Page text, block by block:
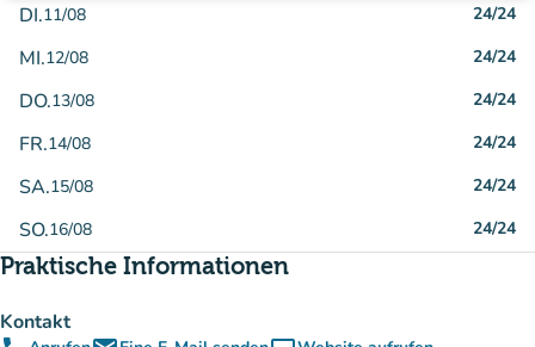
DI.11/08 24/24
MI.12/08 24/24
DO.13/08 24/24
FR.14/08 24/24
SA.15/08 24/24
SO.16/08 24/24
Praktische Informationen
Kontakt